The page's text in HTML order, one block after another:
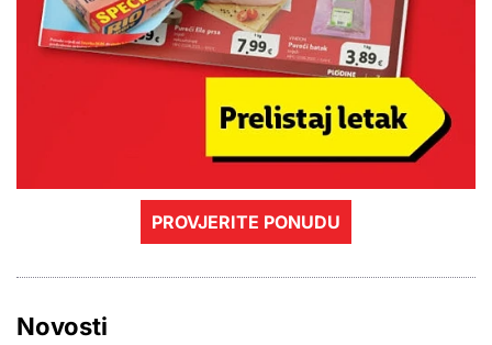
PROVJERITE PONUDU
Novosti